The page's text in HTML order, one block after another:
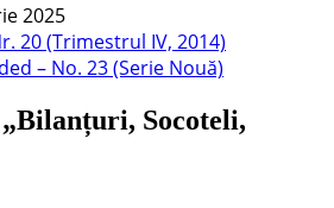
2025
20 (Trimestrul IV, 2014)
– No. 23 (Serie Nouă)
Bilanțuri, Socoteli,